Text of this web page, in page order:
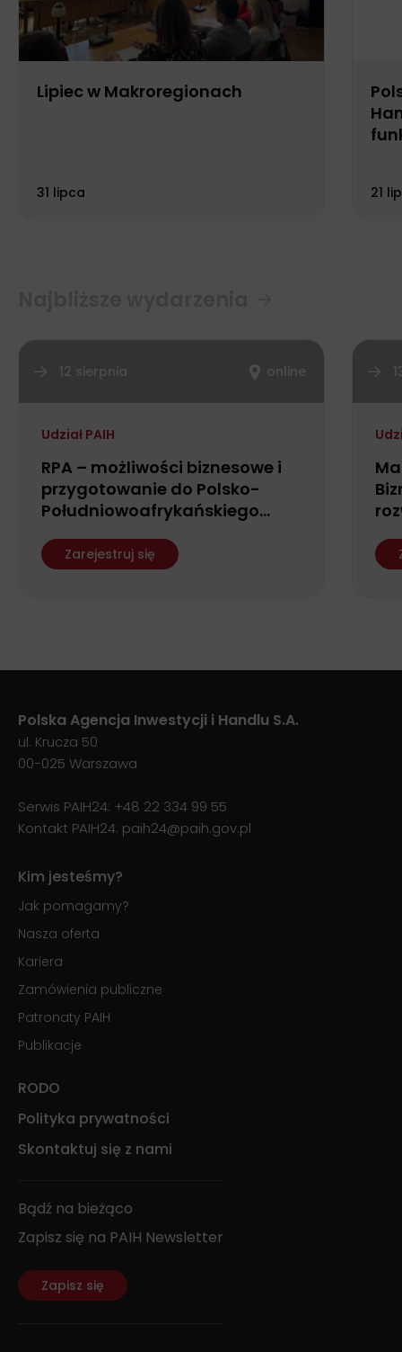
Lipiec w Makroregionach
31 lipca 21
12 sierpnia online
Udział PAIH
RPA – możliwości biznesowe i
przygotowanie do Polsko-
Południowoafrykańskiego
Zarejestruj się
Polska Agencja Inwestycji i Handlu S.A.
ul. Krucza 50
00-025 Warszawa
Serwis PAIH24: +48 22 334 99 55
Kontakt PAIH24: paih24@paih.gov.pl
Kim jesteśmy?
Jak pomagamy?
Nasza oferta
Kariera
Zamówienia publiczne
Patronaty PAIH
Publikacje
RODO
Polityka prywatności
Skontaktuj się z nami
Bądź na bieżąco
Zapisz się na PAIH Newsletter
Zapisz się